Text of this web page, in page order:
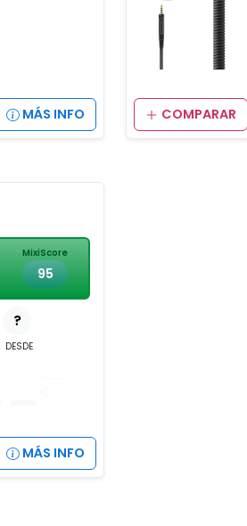
MÁS INFO COMPARAR
MixiScore
95
?
DESDE
MÁS INFO